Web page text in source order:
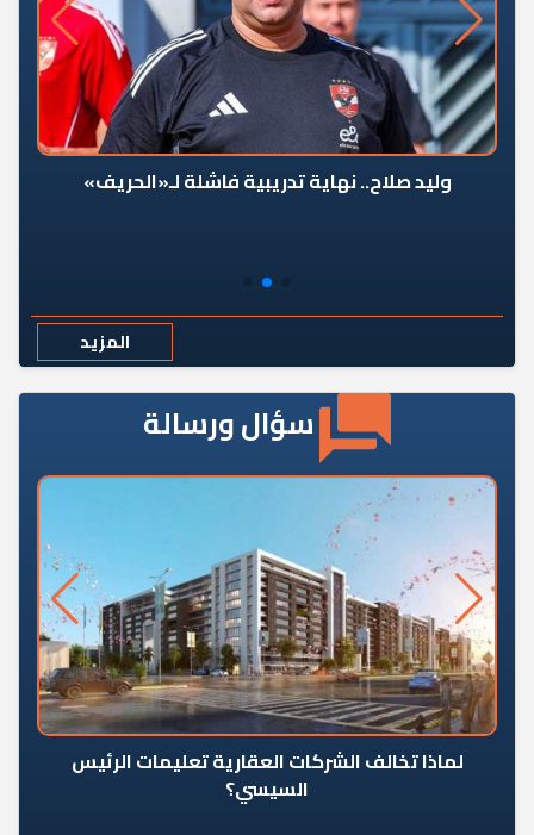
وليد صلاح.. نهاية تدريبية فاشلة لـ«الحريف»
المزيد
سؤال ورسالة
لماذا تخالف الشركات العقارية تعليمات الرئيس
السيسي؟